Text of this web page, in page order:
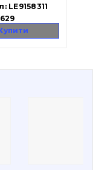
LE9158311